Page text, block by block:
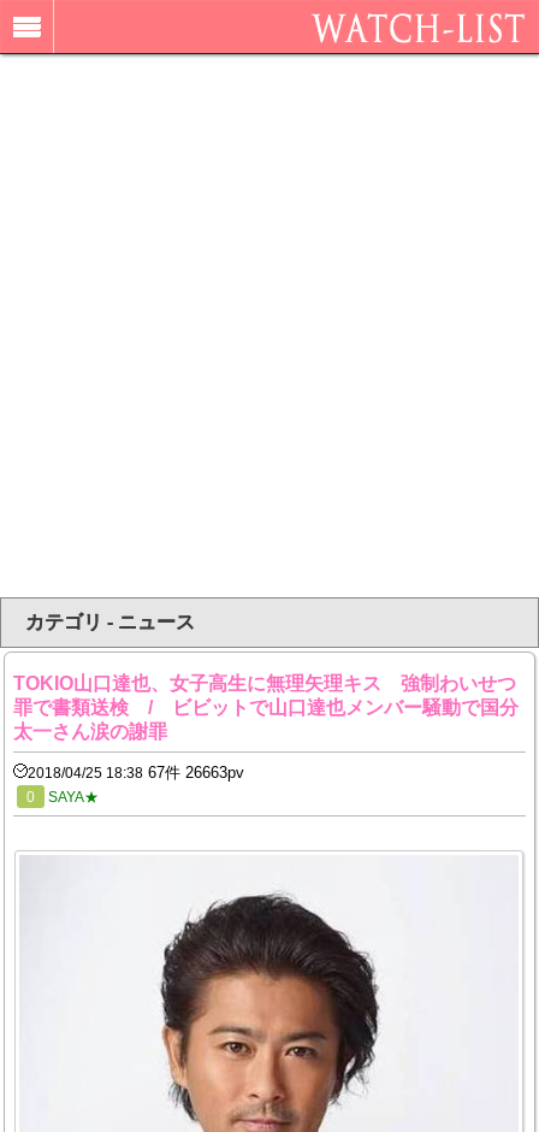
カテゴリ - ニュース
TOKIO山口達也、女子高生に無理矢理キス 強制わいせつ
罪で書類送検 / ビビットで山口達也メンバー騒動で国分
太一さん涙の謝罪
2018/04/25 18:38 67件 26663pv
0 SAYA★